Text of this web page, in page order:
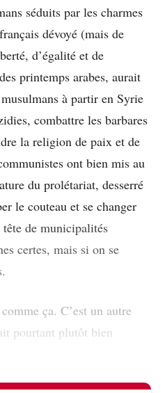
séduits par les charmes
dévoyé (mais de
d’égalité et de
printemps arabes, aurait
à partir en Syrie
combattre les barbares
la religion de paix et de
ont bien mis au
du prolétariat, desserré
le couteau et se changer
tête de municipalités
certes, mais si on se
ça. C’est un autre
pourtant plutôt bien